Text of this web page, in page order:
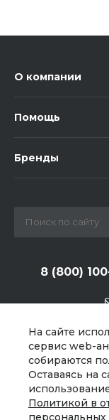
На сайте
сервис web-
собираются
Оставаясь на
Политикой в
О компании
Помощь
Бренды
8 (800)
г.